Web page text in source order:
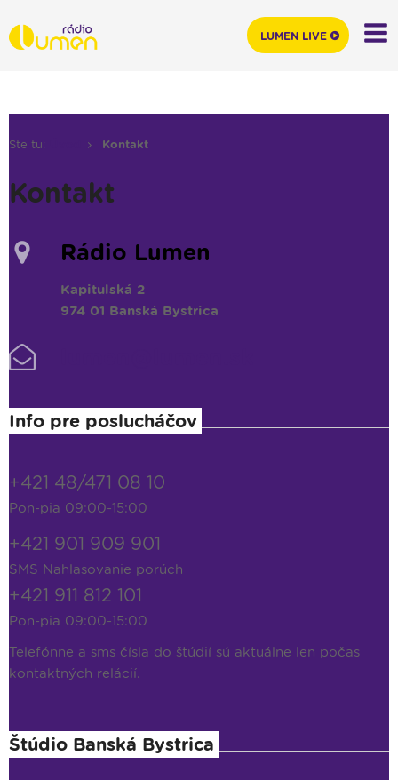
Ste tu: Kontakt
Kontakt
Rádio Lumen
Kapitulská 2
974 01 Banská Bystrica
Info pre poslucháčov
+421 48/471 08 10
Pon-pia 09:00-15:00
+421 901 909 901
SMS Nahlasovanie porúch
+421 911 812 101
Pon-pia 09:00-15:00
Telefónne a sms čísla do štúdií sú aktuálne len počas
kontaktných relácií.
Štúdio Banská Bystrica
LUMEN LIVE